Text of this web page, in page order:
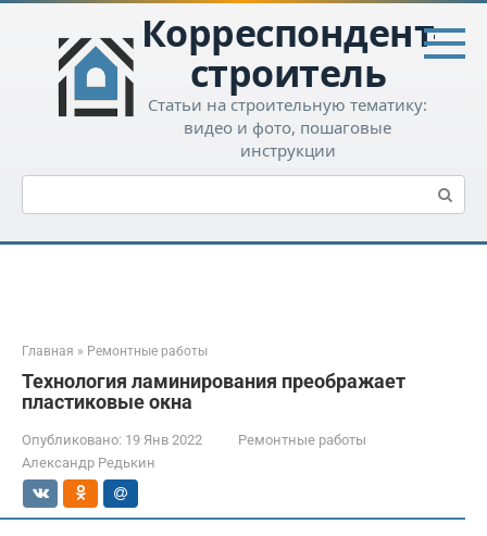
Перейти
контенту
Корреспондент-
строитель
Статьи на строительную тематику:
видео и фото, пошаговые
инструкции
Поиск:
Главная » Ремонтные работы
Технология ламинирования преображает
пластиковые окна
Опубликовано: 19 Янв 2022
Ремонтные работы
Александр Редькин